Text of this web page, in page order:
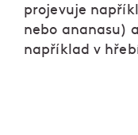
projevuje
nebo ananasu)
například v